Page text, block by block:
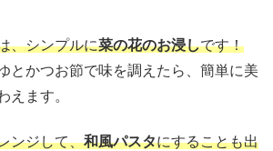
、シンプルに菜の花のお浸しです！
とかつお節で味を調えたら、簡単に美
えます。
ンジして、和風パスタにすることも出